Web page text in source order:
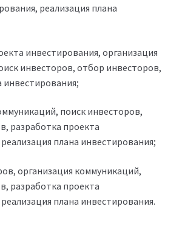
реализация плана
инвестирования, организация
инвесторов, отбор инвесторов,
инвестирования;
поиск инвесторов,
разработка проекта
плана инвестирования;
организация коммуникаций,
разработка проекта
плана инвестирования.